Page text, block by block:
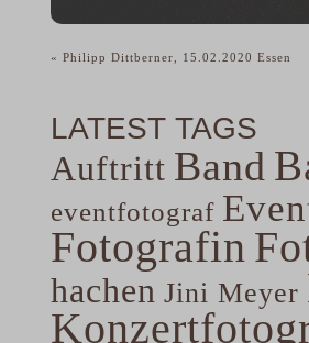
« Philipp Dittberner, 15.02.2020 Essen
LATEST TAGS
Auftritt Band
eventfotograf
Fotografin
hachen Jini Meyer